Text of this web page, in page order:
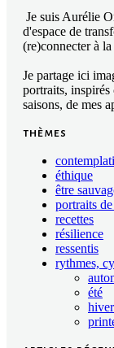
Je suis Aurélie
d'espace de
(re)connecter à
Je partage ici
portraits, inspirés
saisons, de mes
thèmes
éthique
être
portraits
recettes
résilience
ressentis
rythmes,
été
hiver